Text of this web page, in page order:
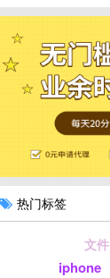
热门标签
iphone
文件